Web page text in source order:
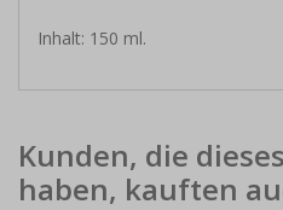
Inhalt: 150 ml.
Kunden, die
haben, kauften